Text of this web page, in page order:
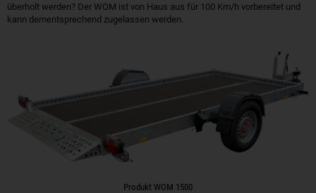
überholt werden? Der WOM ist von Haus aus für 100 Km/h vorbereitet und
kann dementsprechend zugelassen werden.
Produkt WOM 1500